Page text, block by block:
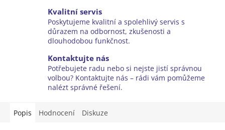
Kvalitní servis
Poskytujeme kvalitní a spolehlivý servis s
důrazem na odbornost, zkušenosti a
dlouhodobou funkčnost.
Kontaktujte nás
Potřebujete radu nebo si nejste jistí správnou
volbou? Kontaktujte nás – rádi vám pomůžeme
nalézt správné řešení.
Popis Hodnocení Diskuze